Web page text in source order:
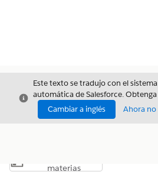
Cerrar
Este texto se tradujo con el
automática de Salesforce.
Cambiar a inglés
Ahora no
Mostrar índice de materias
materias